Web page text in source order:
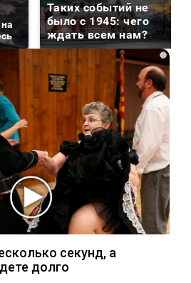
Таких событий не
было с 1945: чего
ждать всем нам?
i
секунд, а
долго